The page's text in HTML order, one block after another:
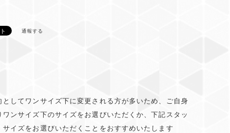
通報する
してワンサイズ下に変更される方が多いため、ご自身
ンサイズ下のサイズをお選びいただくか、下記スタッ
イズをお選びいただくことをおすすめいたします